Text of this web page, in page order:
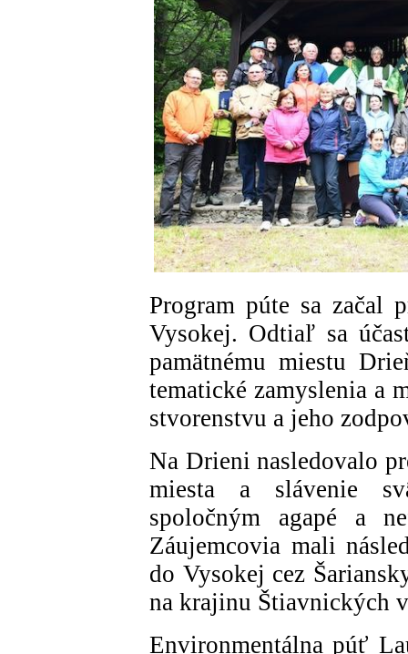
Program púte sa začal
Vysokej. Odtiaľ sa
pamätnému miestu
tematické zamyslenia a
stvorenstvu a jeho
Na Drieni nasledovalo
miesta a slávenie
spoločným agapé a
Záujemcovia mali
do Vysokej cez
na krajinu Štiavnických
Environmentálna púť